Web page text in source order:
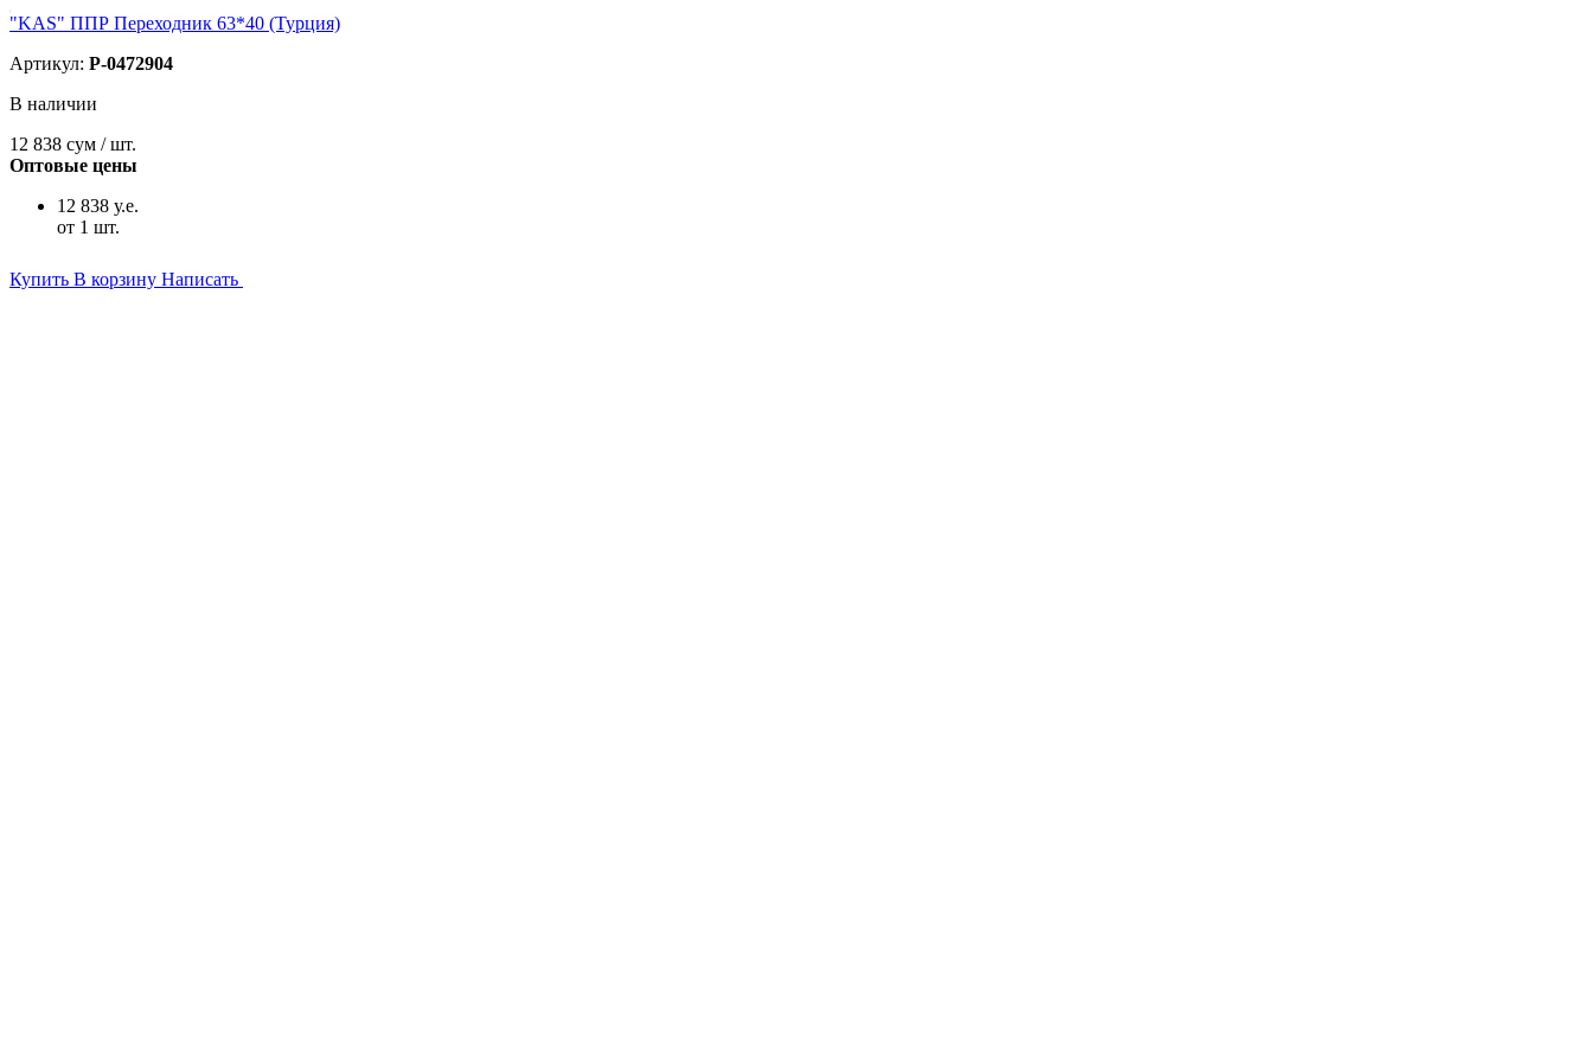
"KAS" ППР Переходник 63*40 (Турция)
Артикул: P-0472904
В наличии
12 838 сум / шт.
Оптовые цены
12 838 у.е.
от 1 шт.
Купить В корзину Написать